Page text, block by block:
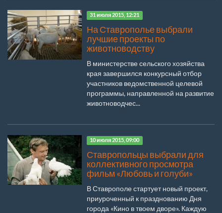
31 июля 2015, 12:21
На Ставрополье выбрали
лучшие проекты по
животноводству
В министерстве сельского хозяйства
края завершился конкурсный отбор
участников ведомственной целевой
программы, направленной на развитие
животноводчес...
10 июля 2015, 09:00
Ставропольцы выбрали для
коллективного просмотра
фильм «Любовь и голуби»
В Ставрополе стартует новый проект,
приуроченный к празднованию Дня
города «Кино в твоем дворе». Каждую